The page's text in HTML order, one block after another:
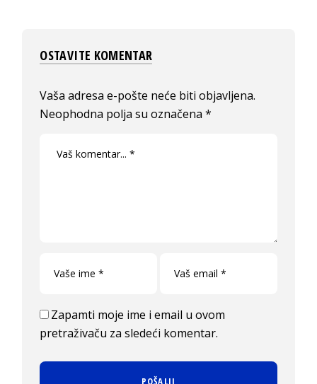
OSTAVITE KOMENTAR
Vaša adresa e-pošte neće biti objavljena.
Neophodna polja su označena*
Zapamti moje ime i email u ovom
pretraživaču za sledeći komentar.